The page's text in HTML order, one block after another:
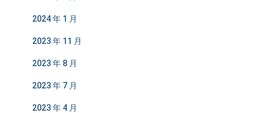
2024 年 1 月
2023 年 11 月
2023 年 8 月
2023 年 7 月
2023 年 4 月